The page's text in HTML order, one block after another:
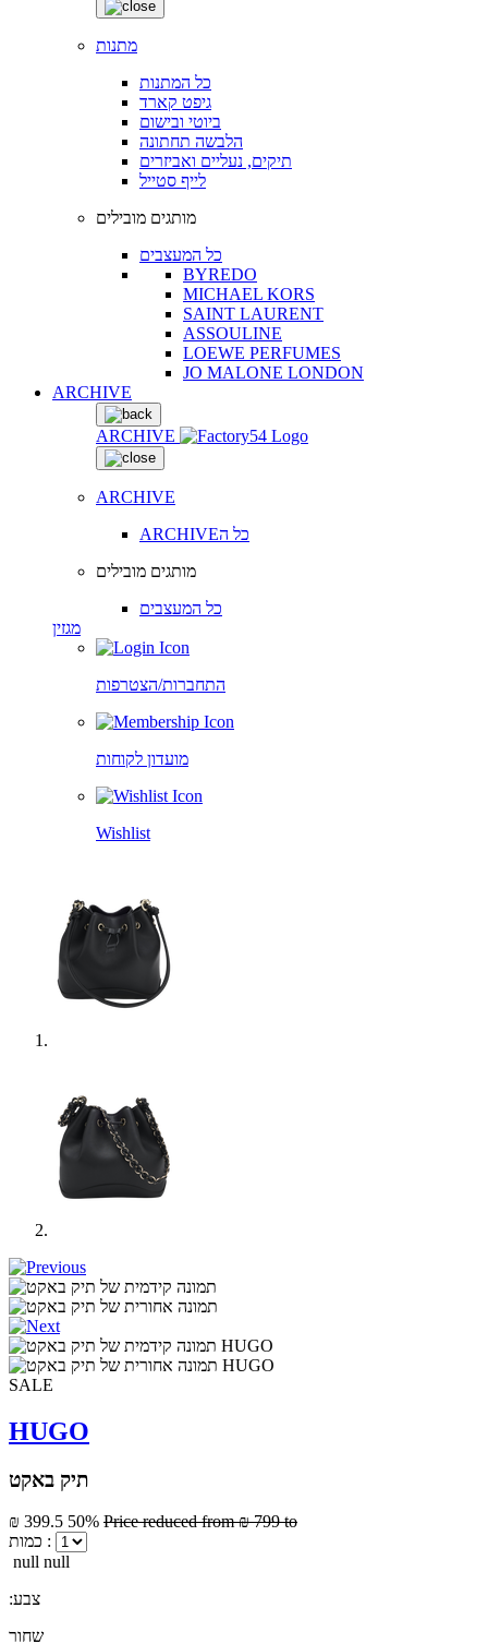
מתנות
כל המתנות
גיפט קארד
ביוטי ובישום
הלבשה תחתונה
תיקים, נעליים ואביזרים
לייף סטייל
מותגים מובילים
כל המעצבים
BYREDO
MICHAEL KORS
SAINT LAURENT
ASSOULINE
LOEWE PERFUMES
JO MALONE LONDON
ARCHIVE
ARCHIVE
ARCHIVE
ARCHIVEכל ה
מותגים מובילים
כל המעצבים
מגזין
התחברות/הצטרפות
מועדון לקוחות
Wishlist
SALE
HUGO
תיק באקט
₪ 399.5 50% Price reduced from₪ 799 to
כמות :
null null
:צבע
שחור